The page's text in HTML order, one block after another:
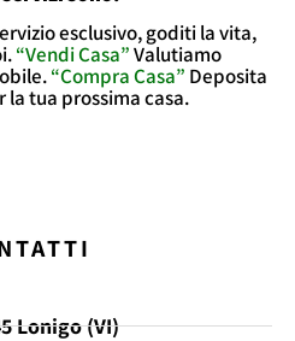
esclusivo, goditi la vita,
“Vendi Casa”Valutiamo
“Compra Casa” Deposita
la tua prossima casa.
Lonigo (VI)